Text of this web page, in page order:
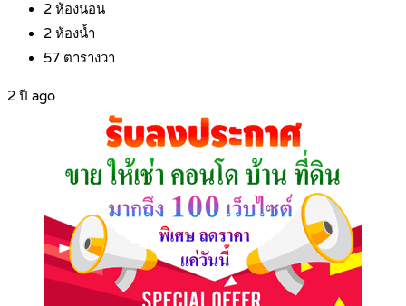
2 ห้องนอน
2 ห้องน้ำ
57 ตารางวา
2 ปี ago